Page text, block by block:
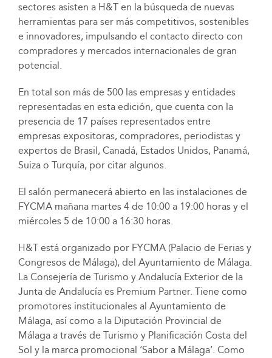
sectores asisten a H&T en la búsqueda de nuevas
herramientas para ser más competitivos, sostenibles
e innovadores, impulsando el contacto directo con
compradores y mercados internacionales de gran
potencial.
En total son más de 500 las empresas y entidades
representadas en esta edición, que cuenta con la
presencia de 17 países representados entre
empresas expositoras, compradores, periodistas y
expertos de Brasil, Canadá, Estados Unidos, Panamá,
Suiza o Turquía, por citar algunos.
El salón permanecerá abierto en las instalaciones de
FYCMA mañana martes 4 de 10:00 a 19:00 horas y el
miércoles 5 de 10:00 a 16:30 horas.
H&T está organizado por FYCMA (Palacio de Ferias y
Congresos de Málaga), del Ayuntamiento de Málaga.
La Consejería de Turismo y Andalucía Exterior de la
Junta de Andalucía es Premium Partner. Tiene como
promotores institucionales al Ayuntamiento de
Málaga, así como a la Diputación Provincial de
Málaga a través de Turismo y Planificación Costa del
Sol y la marca promocional ‘Sabor a Málaga’. Como